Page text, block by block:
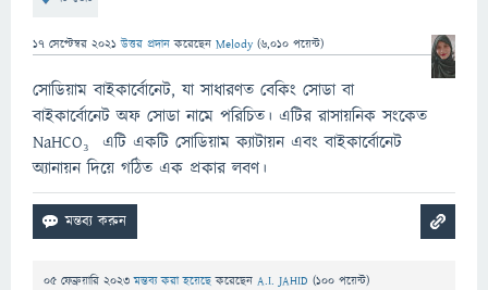
17 সেপ্টেম্বর 2021 উত্তর প্রদান করেছেন Melody (6,010 পয়েন্ট)
সোডিয়াম বাইকার্বোনেট, যা সাধারণত বেকিং সোডা বা
বাইকার্বোনেট অফ সোডা নামে পরিচিত। এটির রাসায়নিক সংকেত
NaHCO₃ এটি একটি সোডিয়াম ক্যাটায়ন এবং বাইকার্বোনেট
অ্যানায়ন দিয়ে গঠিত এক প্রকার লবণ।
05 ফেব্রুয়ারি 2023 মন্তব্য করা হয়েছেকরেছেন A.I. JAHID (100 পয়েন্ট)